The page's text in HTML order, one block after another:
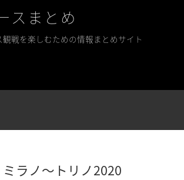
スまとめ
戦を楽しむための情報まとめサイト
ミラノ〜トリノ2020